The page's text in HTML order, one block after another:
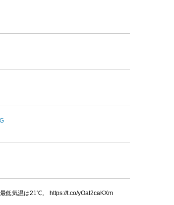
低気温は21℃。 https://t.co/yOal2caKXm